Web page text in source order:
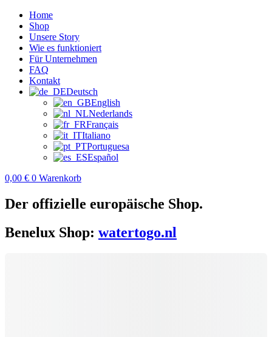
Home
Shop
Unsere Story
Wie es funktioniert
Für Unternehmen
FAQ
Kontakt
Deutsch
English
Nederlands
Français
Italiano
Portuguesa
Español
0,00 € 0 Warenkorb
Der offizielle europäische Shop.
Benelux Shop: watertogo.nl